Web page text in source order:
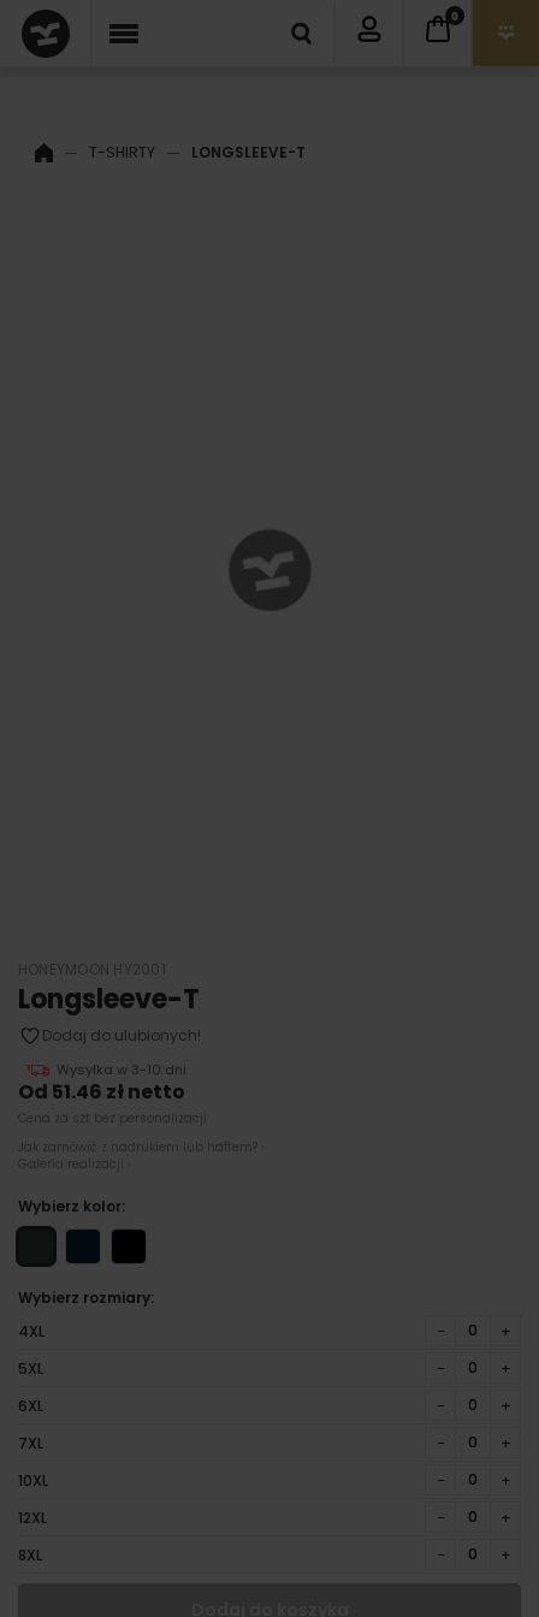
0
T-SHIRTY LONGSLEEVE-T
HONEYMOON HY2001
Longsleeve-T
Dodaj do ulubionych!
Wysyłka w 3-10 dni
Od 51.46 zł netto
Cena za szt bez personalizacji
Jak zamówić z nadrukiem lub haftem? ›
Galeria realizacji ›
Wybierz kolor:
Wybierz rozmiary:
4XL
− +
5XL − +
6XL − +
7XL − +
10XL − +
12XL − +
8XL − +